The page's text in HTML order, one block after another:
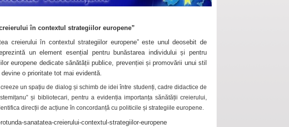
în contextul strategiilor europene”
creierului în contextul strategiilor europene” este unul deosebit de
un element esențial pentru bunăstarea individului și pentru
europene dedicate sănătății publice, prevenției și promovării unui stil
o prioritate tot mai evidentă.
un spațiu de dialog și schimb de idei între studenți, cadre didactice de
și bibliotecari, pentru a evidenția importanța sănătății creierului,
direcții de acțiune în concordanță cu politicile și strategiile europene.
sanatatea-creierului-contextul-strategiilor-europene